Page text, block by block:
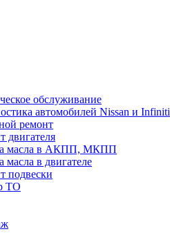
обслуживание
автомобилей Nissan и Infiniti
ремонт
двигателя
масла в АКПП, МКПП
масла в двигателе
подвески
ТО